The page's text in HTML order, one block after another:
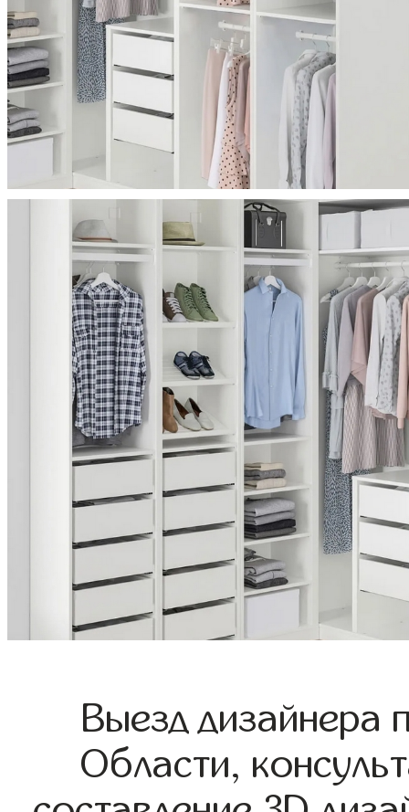
Выезд дизайнера
Области,